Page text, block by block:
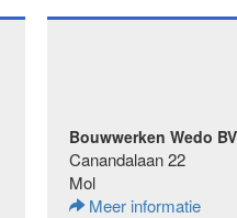
Bouwwerken Wedo
Canandalaan 22
Mol
Meer informatie